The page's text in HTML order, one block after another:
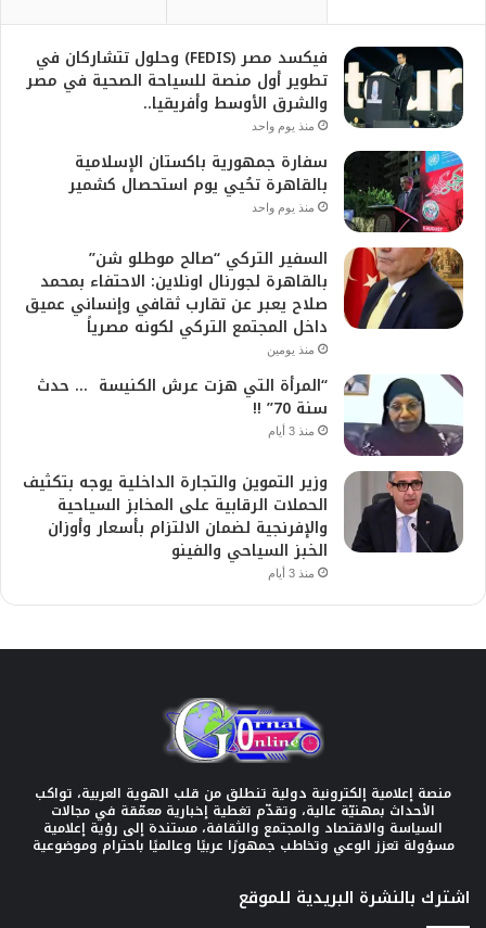
فيكسد مصر (FEDIS) وحلول تتشاركان في
تطوير أول منصة للسياحة الصحية في مصر
والشرق الأوسط وأفريقيا..
منذ يوم واحد
سفارة جمهورية باكستان الإسلامية
بالقاهرة تحُيي يوم استحصال كشمير
منذ يوم واحد
السفير التركي “صالح موطلو شن”
بالقاهرة لجورنال اونلاين: الاحتفاء بمحمد
صلاح يعبر عن تقارب ثقافي وإنساني عميق
داخل المجتمع التركي لكونه مصرياً
منذ يومين
“المرأة التي هزت عرش الكنيسة … حدث
سنة 70” !!
منذ 3 أيام
وزير التموين والتجارة الداخلية يوجه بتكثيف
الحملات الرقابية على المخابز السياحية
والإفرنجية لضمان الالتزام بأسعار وأوزان
الخبز السياحي والفينو
منذ 3 أيام
منصة إعلامية إلكترونية دولية تنطلق من قلب الهوية العربية، تواكب
الأحداث بمهنيّة عالية، وتقدّم تغطية إخبارية معمّقة في مجالات
السياسة والاقتصاد والمجتمع والثقافة، مستندة إلى رؤية إعلامية
مسؤولة تعزز الوعي وتخاطب جمهورًا عربيًا وعالميًا باحترام وموضوعية
اشترك بالنشرة البريدية للموقع